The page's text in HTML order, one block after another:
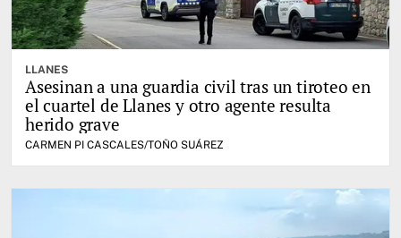
LLANES
Asesinan a una guardia civil tras un tiroteo en
el cuartel de Llanes y otro agente resulta
herido grave
CARMEN PI CASCALES/TOÑO SUÁREZ